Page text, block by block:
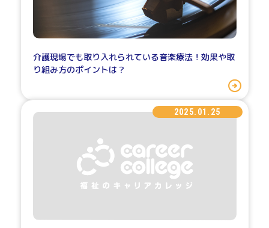
介護現場でも取り入れられている音楽療法！効果や取
り組み方のポイントは？
2025.01.25